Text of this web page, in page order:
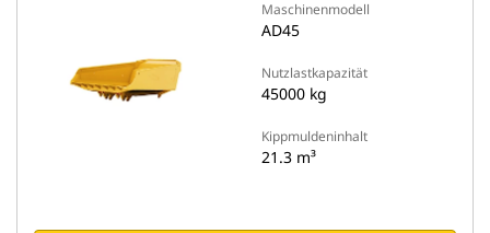
Maschinenmodell
AD45
Nutzlastkapazität
45000 kg
Kippmuldeninhalt
21.3 m³